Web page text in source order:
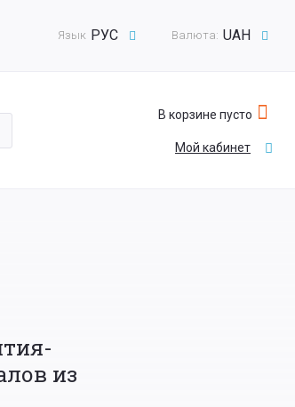
Валюта: UAH
Язык РУС
В корзине пусто
Мой кабинет
из